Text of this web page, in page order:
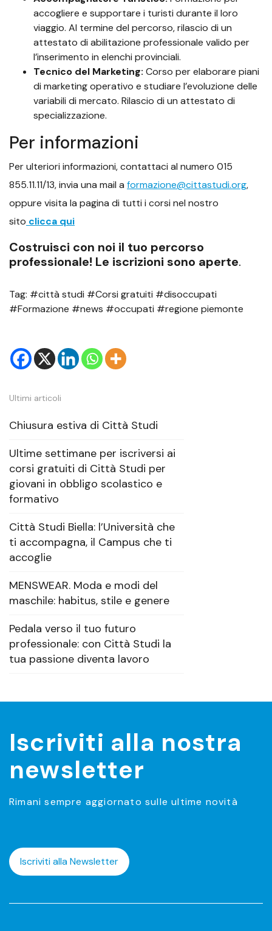
accogliere e supportare i turisti durante il loro
viaggio. Al termine del percorso, rilascio di un
attestato di abilitazione professionale valido per
l’inserimento in elenchi provinciali.
Tecnico del Marketing: Corso per elaborare piani
di marketing operativo e studiare l’evoluzione delle
variabili di mercato. Rilascio di un attestato di
specializzazione.
Per informazioni
Per ulteriori informazioni, contattaci al numero 015
855.11.11/13, invia una mail a formazione@cittastudi.org,
oppure visita la pagina di tutti i corsi nel nostro
sito clicca qui
Costruisci con noi il tuo percorso
professionale! Le iscrizioni sono aperte.
Tag: #città studi #Corsi gratuiti #disoccupati
#Formazione #news #occupati #regione piemonte
Ultimi articoli
Chiusura estiva di Città Studi
Ultime settimane per iscriversi ai
corsi gratuiti di Città Studi per
giovani in obbligo scolastico e
formativo
Città Studi Biella: l’Università che
ti accompagna, il Campus che ti
accoglie
MENSWEAR. Moda e modi del
maschile: habitus, stile e genere
Pedala verso il tuo futuro
professionale: con Città Studi la
tua passione diventa lavoro
Iscriviti alla nostra
newsletter
Rimani sempre aggiornato sulle ultime novità
Iscriviti alla Newsletter